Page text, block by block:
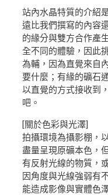
站內水晶特質的介紹
遠比我們撰寫的內容
的緣分與雙方合作產
全不同的體驗，因此
為輔，因為直覺來自
要什麼；有緣的礦石
以直覺的方式接收到
吧。
[關於色彩與光澤]
拍攝環境為攝影棚，
盡量呈現原礦本色，
有反射光線的物質，
因角度與光線強弱有
能造成影像與實體色